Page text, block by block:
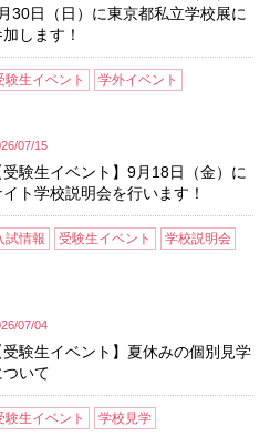
30日（日）に東京都私立学校展に
します！
験生イベント 学外イベント
07/15
受験生イベント】9月18日（金）に
イト学校説明会を行います！
試情報 受験生イベント 学校説明会
07/04
受験生イベント】夏休みの個別見学
ついて
験生イベント 学校見学